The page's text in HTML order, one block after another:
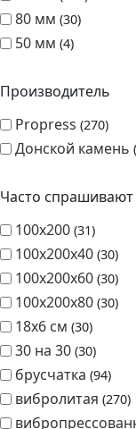
Толщина
60 мм 150
50 мм 4
Донской камень
Часто спрашивают
100х200
31
100х200х40
100х200х60 30
100х200х80 30
18х6 см 30